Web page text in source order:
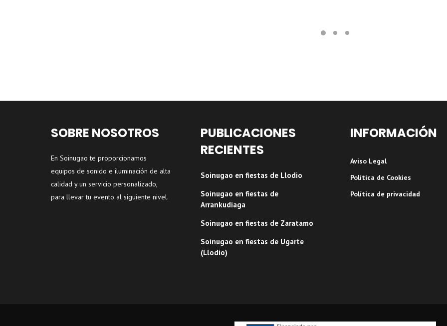
SOBRE NOSOTROS
En Soinugao te proporcionamos
equipos de sonido e iluminación de alta
calidad y un servicio personalizado,
para llevar tu evento al siguiente nivel.
PUBLICACIONES
RECIENTES
Soinugao en fiestas de Llodio
Soinugao en fiestas de
Arrankudiaga
Soinugao en fiestas de Zaratamo
Soinugao en fiestas de Ugarte
(Llodio)
INFORMACIÓN
Aviso Legal
Política de Cookies
Política de privacidad